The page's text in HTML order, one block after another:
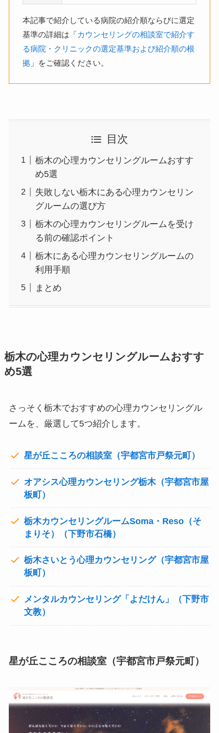
本記事で紹介している病院の紹介順ならびに選定
基準の詳細は「カウンセリングの相談室で紹介す
る病院・クリニックの選定基準および紹介順の根
拠」をご確認ください。
目次
栃木の心理カウンセリングルームおすす
め5選
失敗しない栃木にある心理カウンセリン
グルームの選び方
栃木の心理カウンセリングルームを受け
る前の確認ポイント
栃木にある心理カウンセリングルームの
利用手順
まとめ
栃木の心理カウンセリングルームおすす
め5選
さっそく栃木でおすすめの心理カウンセリングル
ームを、厳選して5つ紹介します。
星が丘こころの相談室（宇都宮市戸祭元町）
オアシス心理カウンセリング栃木（宇都宮市屋
板町）
栃木カウンセリングルームSoma・Reso（そ
まりそ）（下野市石橋）
栃木さいとう心理カウンセリング（宇都宮市屋
板町）
メンタルカウンセリング「よだけん」（下野市
文教）
星が丘こころの相談室（宇都宮市戸祭元町）